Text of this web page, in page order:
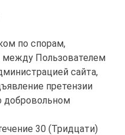
по спорам,
Пользователем
сайта,
претензии
добровольном
30 (Тридцати)